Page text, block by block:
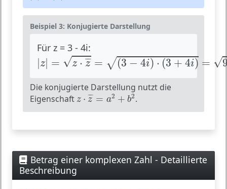
Beispiel 3: Konjugierte Darstellung
Für z = 3 - 4i:
|z| = √z ⋅ ¯¯
z = √(3 − 4i) ⋅ (3 + 4i) = √
|z|= ⋅z¯=(3 ⋅(3+4i)=9−16i2=9 =
Die konjugierte Darstellung nutzt die
Eigenschaft z ⋅ ¯¯
z = a2 + b2
z⋅z¯=a2+b2 .
Betrag einer komplexen Zahl - Detaillierte
Beschreibung